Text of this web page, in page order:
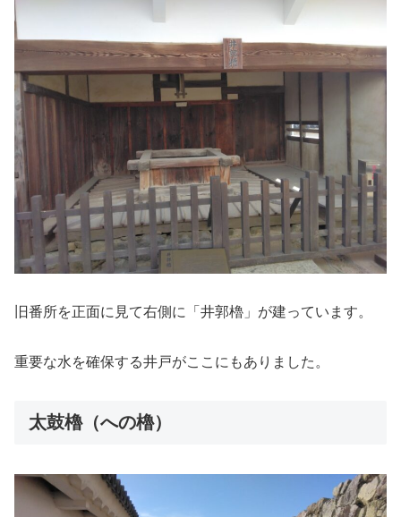
旧番所を正面に見て右側に「井郭櫓」が建っています。
重要な水を確保する井戸がここにもありました。
太鼓櫓（への櫓）